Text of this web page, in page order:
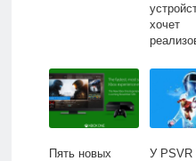
хочет
PC
Пять новых
У PSVR